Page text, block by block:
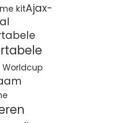
kitAjax-